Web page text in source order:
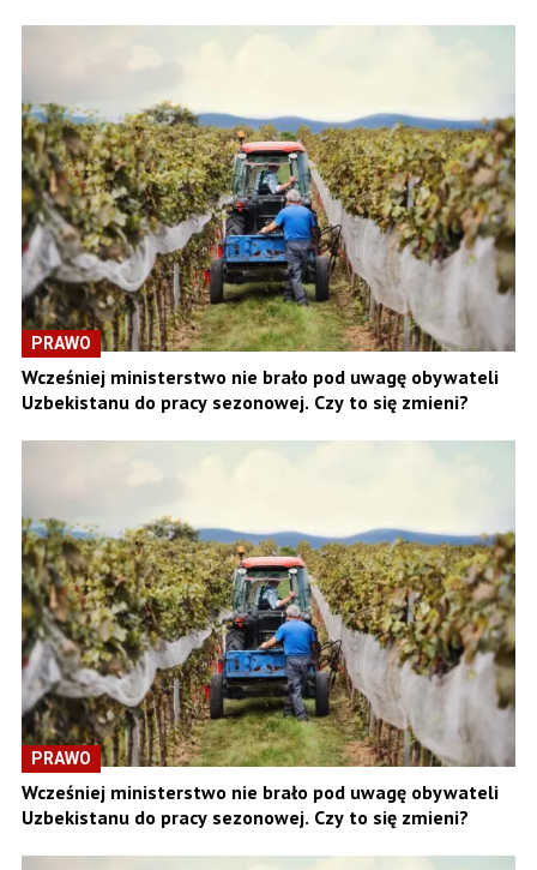
PRAWO
Wcześniej ministerstwo nie brało pod uwagę obywateli
Uzbekistanu do pracy sezonowej. Czy to się zmieni?
PRAWO
Wcześniej ministerstwo nie brało pod uwagę obywateli
Uzbekistanu do pracy sezonowej. Czy to się zmieni?